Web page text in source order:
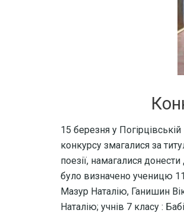
15 березня у
конкурсу змагалися за
поезії, намагалися
було визначено ученицю
Мазур Наталію, Ганишин
Наталію; учнів 7 класу :